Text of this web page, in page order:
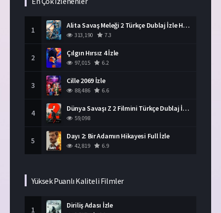
1 Alita Savaş Meleği 2 Türkçe Dublaj İzle HD Film
313,190 7.3
2 Çılgın Hırsız 4 İzle
97,015 6.2
3 Cille 2069 İzle
88,486 6.6
4 Dünya Savaşı Z 2 Filmini Türkçe Dublaj İzle
59,098
5 Dayı 2: Bir Adamın Hikayesi Full İzle
42,819 6.9
Yüksek Puanlı Kaliteli Filmler
1 Diriliş Adası İzle